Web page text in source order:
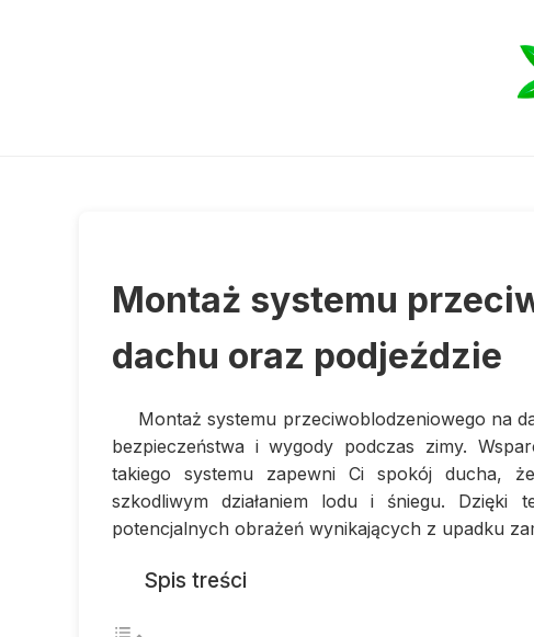
Montaż systemu
dachu oraz podjeździe
Montaż systemu przeciwoblodzeniowego na
bezpieczeństwa i wygody podczas zimy.
takiego systemu zapewni Ci spokój ducha,
szkodliwym działaniem lodu i śniegu.
potencjalnych obrażeń wynikających z upadku
Spis treści